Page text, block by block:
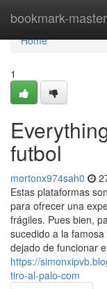
bookmark-master
Home
Home
1
futbol
mortonx974sah0
Estas plataformas
para ofrecer una
frágiles. Pues bien,
sucedido a la
dejado de funcionar
https://
tiro-al-palo-com